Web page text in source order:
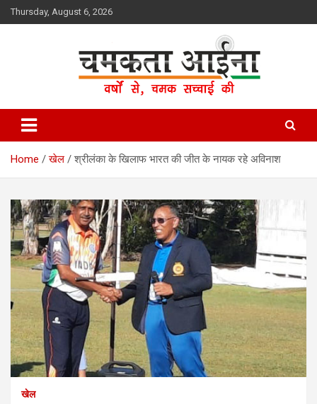
Skip
to
Thursday, August 6, 2026
Chamakta Aina
Home खेल श्रीलंका के खिलाफ भारत की जीत के नायक रहे अविनाश
खेल